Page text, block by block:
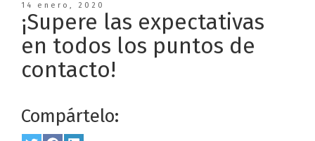
14 enero, 2020
¡Supere las expectativas
en todos los puntos de
contacto!
Compártelo: